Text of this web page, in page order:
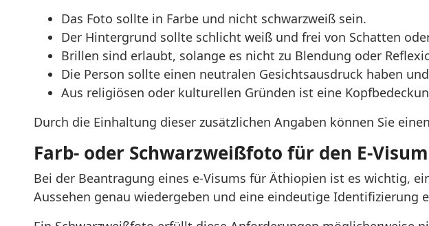
Das Foto sollte in Farbe und nicht schwarzweiß sein.
Der Hintergrund sollte schlicht weiß und frei von Schatten
Brillen sind erlaubt, solange es nicht zu Blendung oder
Die Person sollte einen neutralen Gesichtsausdruck haben
Aus religiösen oder kulturellen Gründen ist eine
Durch die Einhaltung dieser zusätzlichen Angaben können Sie
Farb- oder Schwarzweißfoto für den E-
Bei der Beantragung eines e-Visums für Äthiopien ist es wichtig,
Aussehen genau wiedergeben und eine eindeutige Identifizierung